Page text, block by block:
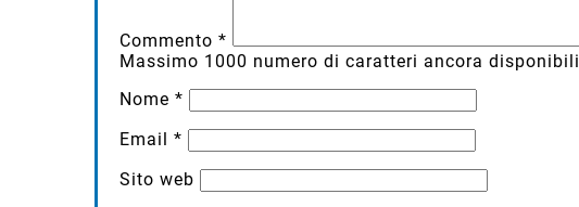
Commento *
Massimo 1000 numero di caratteri ancora disponibili
Nome *
Email *
Sito web